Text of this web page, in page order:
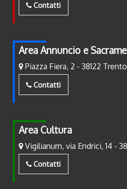
Contatti
Area Annuncio e
Piazza Fiera, 2 - 38122 Trento
Contatti
Area Cultura
Vigilianum, via Endrici, 14 -
Contatti